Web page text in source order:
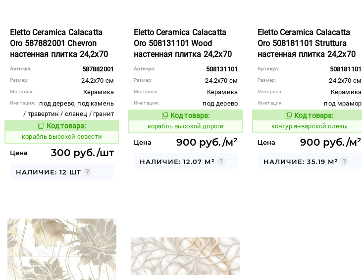
Eletto Ceramica Calacatta
Oro 587882001 Chevron
настенная плитка 24,2x70
Артикул: 587882001
Размер: 24.2x70 см
Материал: Керамика
Имитация:
под дерево, под камень
/ травертин / сланец / гранит
Код товара:
767648 Код товара:
корабль высокой совести
Цена 300 руб./шт
НАЛИЧИЕ: 12 ШТ
Eletto Ceramica Calacatta
Oro 508131101 Wood
настенная плитка 24,2x70
Артикул: 508131101
Размер: 24.2x70 см
Материал: Керамика
Имитация:
под дерево
Код товара:
767647 Код товара:
корабль высокой дороги
Цена 900 руб./м²
НАЛИЧИЕ: 12.07 М²
Eletto Ceramica Calacatta
Oro 508181101 Struttura
настенная плитка 24,2x70
Артикул: 508181101
Размер: 24.2x70 см
Материал: Керамика
Имитация:
под мрамор
Код товара:
765346 Код товара:
контур январской слезы
Цена 900 руб./м²
НАЛИЧИЕ: 35.19 М²